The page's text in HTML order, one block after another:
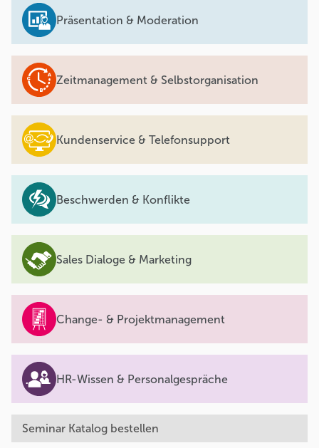
Präsentation & Moderation
Zeitmanagement & Selbstorganisation
Kundenservice & Telefonsupport
Beschwerden & Konflikte
Sales Dialoge & Marketing
Change- & Projektmanagement
HR-Wissen & Personalgespräche
Seminar Katalog bestellen